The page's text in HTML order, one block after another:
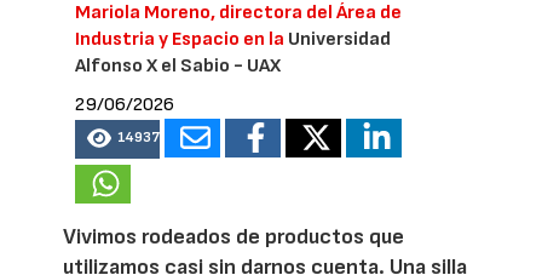
Mariola Moreno, directora del Área de
Industria y Espacio en la Universidad
Alfonso X el Sabio - UAX
29/06/2026
14937
Vivimos rodeados de productos que
utilizamos casi sin darnos cuenta. Una silla